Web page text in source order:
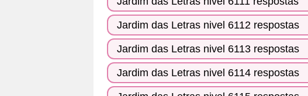
Jardim das Letras nivel 6112 respostas
Jardim das Letras nivel 6113 respostas
Jardim das Letras nivel 6114 respostas